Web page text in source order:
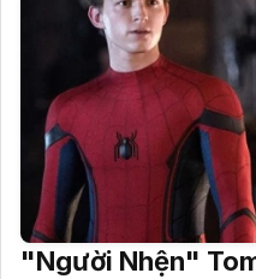
"Người Nhện"